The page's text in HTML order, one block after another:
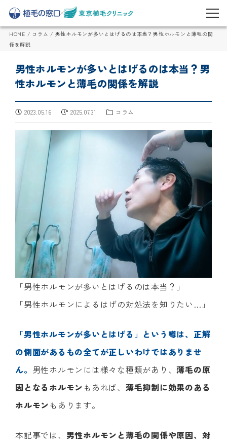
HOME / コラム / 男性ホルモンが多いとはげるのは本当？男性ホルモンと薄毛の関
係を解説
男性ホルモンが多いとはげるのは本当？男
性ホルモンと薄毛の関係を解説
2023.05.16 2025.07.31 コラム
「男性ホルモンが多いとはげるのは本当？」
「男性ホルモンによるはげの対処法を知りたい…」
「男性ホルモンが多いとはげる」という噂は、正解
の側面があるもの全てが正しいわけではありませ
ん。 男性ホルモンには様々な種類があり、薄毛の原
因となるホルモンもあれば、 薄毛抑制に効果のある
ホルモンもあります。
本記事では、 男性ホルモンと薄毛の関係や原因、対